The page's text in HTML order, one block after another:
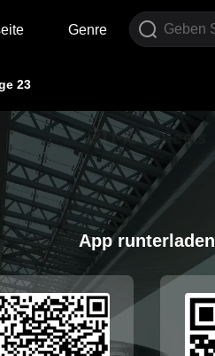
Genre
23
App runterladen